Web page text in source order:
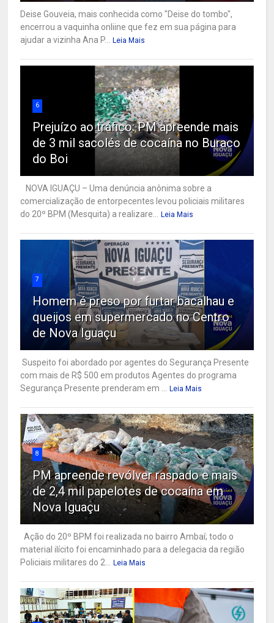
Deise Gouveia, mais conhecida como "Deise do tombo",
encerrou a vaquinha onliine que fez em sua página para
ajudar a vizinha Ana P...
Leia Mais
6
Prejuízo ao tráfico: PM apreende mais
de 3 mil sacolés de cocaína no Buraco
do Boi
NOVA IGUAÇU – Uma denúncia anônima sobre a
comercialização de entorpecentes levou policiais militares
do 20º BPM (Mesquita) a realizare...
Leia Mais
7
Homem é preso por furtar bacalhau e
queijos em supermercado no Centro
de Nova Iguaçu
Suspeito foi abordado por agentes do Segurança Presente
com mais de R$ 500 em produtos Agentes do programa
Segurança Presente prenderam em ...
Leia Mais
8
PM apreende revólver raspado e mais
de 2,4 mil papelotes de cocaína em
Nova Iguaçu
Ação do 20º BPM foi realizada no bairro Ambaí; todo o
material ilícito foi encaminhado para a delegacia da região
Policiais militares do 2...
Leia Mais